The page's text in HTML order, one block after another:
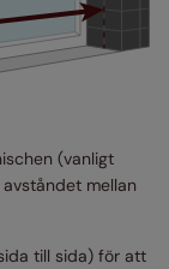
(vanligt
mellan
till sida) för att